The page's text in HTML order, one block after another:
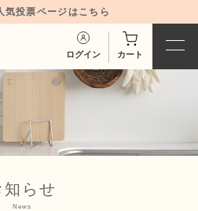
投票ページはこちら
ログイン カート
知らせ
News